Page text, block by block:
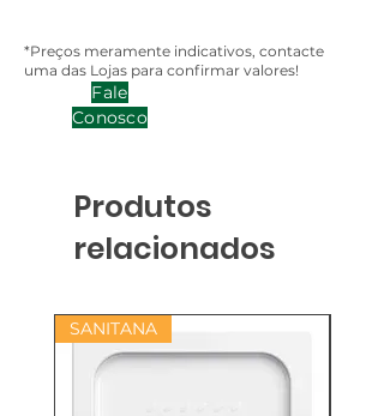
*Preços meramente indicativos, contacte
uma das Lojas para confirmar valores!
Fale
Conosco
Produtos
relacionados
SANITANA